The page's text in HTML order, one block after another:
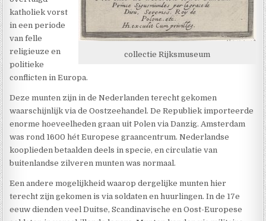
collectie Rijksmuseum
katholiek vorst
in een periode
van felle
religieuze en
politieke
conflicten in Europa.
Deze munten zijn in de Nederlanden terecht gekomen
waarschijnlijk via de Oostzeehandel. De Republiek importeerde
enorme hoeveelheden graan uit Polen via Danzig. Amsterdam
was rond 1600 hét Europese graancentrum. Nederlandse
kooplieden betaalden deels in specie, en circulatie van
buitenlandse zilveren munten was normaal.
Een andere mogelijkheid waarop dergelijke munten hier
terecht zijn gekomen is via soldaten en huurlingen. In de 17e
eeuw dienden veel Duitse, Scandinavische en Oost-Europese